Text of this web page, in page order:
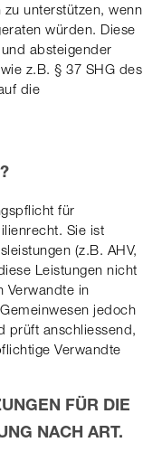
zu unterstützen, wenn
würden. Diese
absteigender
z.B. § 37 SHG des
die
für
Sie ist
(z.B. AHV,
Leistungen nicht
Verwandte in
jedoch
prüft anschliessend,
Verwandte
FÜR DIE
NACH ART.